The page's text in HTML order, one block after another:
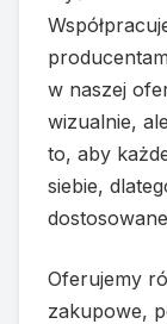
w naszej
wizualnie,
to, aby
siebie,
Oferujemy
zakupowe,